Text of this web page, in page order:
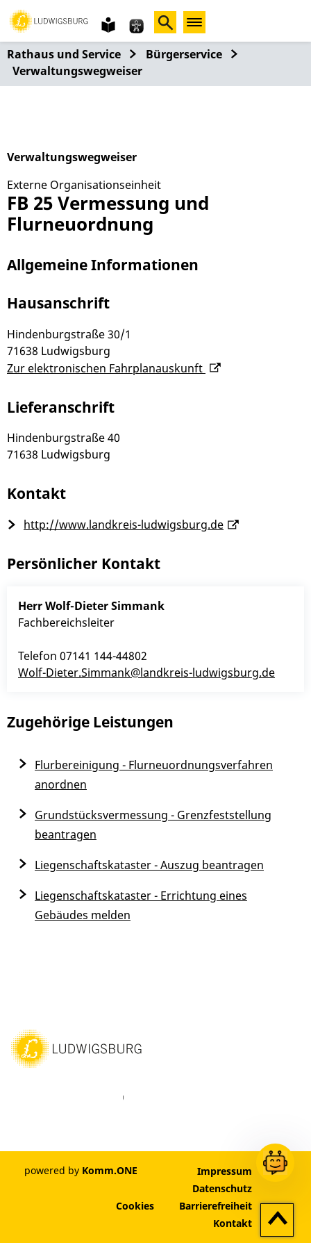
Gebärdensprache
leichte
Sprache
Rathaus und Service
Bürgerservice
Verwaltungswegweiser
Verwaltungswegweiser
Externe Organisationseinheit
FB 25 Vermessung und
Flurneuordnung
Allgemeine Informationen
Hausanschrift
Hindenburgstraße 30/1
71638 Ludwigsburg
Zur elektronischen Fahrplanauskunft
Lieferanschrift
Hindenburgstraße 40
71638 Ludwigsburg
Kontakt
http://www.landkreis-ludwigsburg.de
Persönlicher Kontakt
HerrWolf-DieterSimmank
Fachbereichsleiter
Telefon 07141 144-44802
Wolf-Dieter.Simmank@landkreis-ludwigsburg.de
Zugehörige Leistungen
Flurbereinigung - Flurneuordnungsverfahren
anordnen
Grundstücksvermessung - Grenzfeststellung
beantragen
Liegenschaftskataster - Auszug beantragen
Liegenschaftskataster - Errichtung eines
Gebäudes melden
LinkedIn
powered by Komm.ONE
Impressum
Datenschutz
Cookies
Barrierefreiheit
Kontakt
Zum